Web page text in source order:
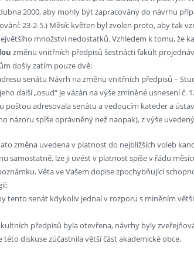
2000, aby mohly být zapracovány do návrhu
23-2-5.) Měsíc květen byl zvolen proto, aby tak
množství nedostatků. Vzhledem k tomu, že
změnu vnitřních předpisů šestnácti fakult
došly zatím pouze dvě:
senátu Návrh na změnu vnitřních předpisů –
další „osud“ je vázán na výše zmíněné usnesení č.
poštou adresovala senátu a vedoucím kateder a
názoru spíše oprávněný než naopak), z výše
změna uvedena v platnost do nejbližších voleb
samostatně, lze ji uvést v platnost spíše v řádu
Věta ve Vašem dopise zpochybňující
tento senát kdykoliv jednal v rozporu s míněním
předpisů byla otevřena, návrhy byly
této diskuse zúčastnila větší část akademické obce.